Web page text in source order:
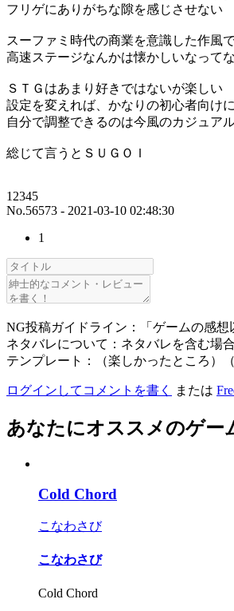
フリゲにありがちな隙を感じさせない
スーファミ時代の商業を意識した作風
高速ステージなんかは懐かしいなって
ＳＴＧはあまり好きではないが楽しい
設定を変えれば、かなりの初心者向け
自分で調整できるのは今風のカジュア
総じて言うとＳＵＧＯＩ
12345
No.56573 - 2021-03-10 02:48:30
1
NG投稿ガイドライン：「ゲームの感
ネタバレについて：ネタバレを含む場
テンプレート：（楽しかったところ）
ログインしてコメントを書く または
あなたにオススメのゲー
Cold Chord
こなわさび
こなわさび
Cold Chord